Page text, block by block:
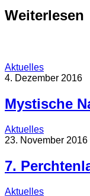
Weiterlesen
Aktuelles
4. Dezember 2016
Mystische
Aktuelles
23. November 2016
7.
Aktuelles